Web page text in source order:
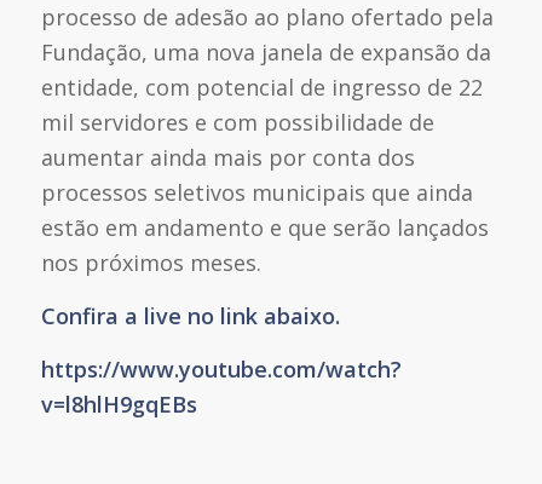
processo de adesão ao plano ofertado pela
Fundação, uma nova janela de expansão da
entidade, com potencial de ingresso de 22
mil servidores e com possibilidade de
aumentar ainda mais por conta dos
processos seletivos municipais que ainda
estão em andamento e que serão lançados
nos próximos meses.
Confira a live no link abaixo.
https://www.youtube.com/watch?
v=l8hlH9gqEBs